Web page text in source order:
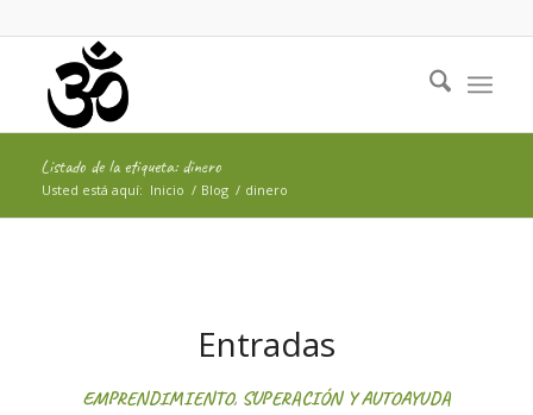
Listado de la etiqueta: dinero
Usted está aquí: Inicio / Blog / dinero
Entradas
EMPRENDIMIENTO, SUPERACIÓN Y AUTOAYUDA